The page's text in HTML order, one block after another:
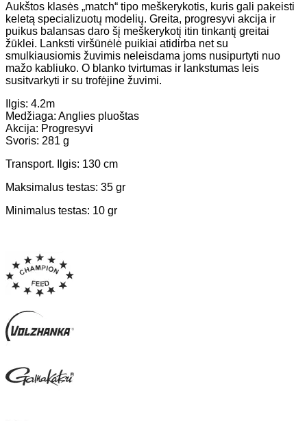
Aukštos klasės „match“ tipo meškerykotis, kuris gali pakeisti
keletą specializuotų modelių. Greita, progresyvi akcija ir
puikus balansas daro šį meškerykotį itin tinkantį greitai
žūklei. Lanksti viršūnėlė puikiai atidirba net su
smulkiausiomis žuvimis neleisdama joms nusipurtyti nuo
mažo kabliuko. O blanko tvirtumas ir lankstumas leis
susitvarkyti ir su trofėjine žuvimi.
Ilgis: 4.2m
Medžiaga: Anglies pluoštas
Akcija: Progresyvi
Svoris: 281 g
Transport. Ilgis: 130 cm
Maksimalus testas: 35 gr
Minimalus testas: 10 gr